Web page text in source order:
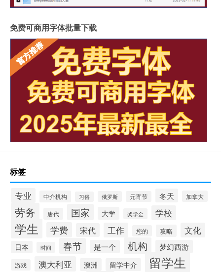
免费可商用字体批量下载
标签
专业 中介机构 习俗 俄罗斯 元宵节 冬天 加拿大
劳务 唐代 国家 大学 奖学金 学校
学生 学费 宋代 工作 您的 攻略 文化
日本 时间 春节 是一个 机构 梦幻西游
游戏 澳大利亚 澳洲 留学中介 留学生